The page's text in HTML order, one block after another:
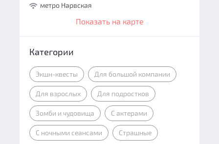
метро Нарвская
Показать на карте
Категории
Экшн-квесты Для большой компании
Для взрослых Для подростков
Зомби и чудовища С актерами
С ночными сеансами Страшные